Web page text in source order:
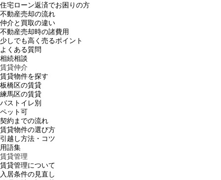
住宅ローン返済でお困りの方
不動産売却の流れ
仲介と買取の違い
不動産売却時の諸費用
少しでも高く売るポイント
よくある質問
相続相談
賃貸仲介
賃貸物件を探す
板橋区の賃貸
練馬区の賃貸
バストイレ別
ペット可
契約までの流れ
賃貸物件の選び方
引越し方法・コツ
用語集
賃貸管理
賃貸管理について
入居条件の見直し